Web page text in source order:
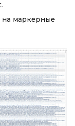
на маркерные